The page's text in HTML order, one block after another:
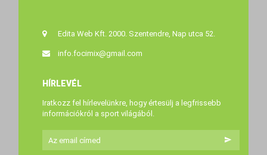
Edita Web Kft. 2000. Szentendre, Nap utca 52.
info.focimix@gmail.com
HÍRLEVÉL
Iratkozz fel hírlevelünkre, hogy értesülj a legfrissebb
információkról a sport világából.